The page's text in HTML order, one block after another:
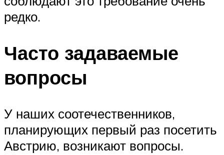
редко.
Часто задаваемые
вопросы
У наших соотечественников,
планирующих первый раз посетить
Австрию, возникают вопросы.